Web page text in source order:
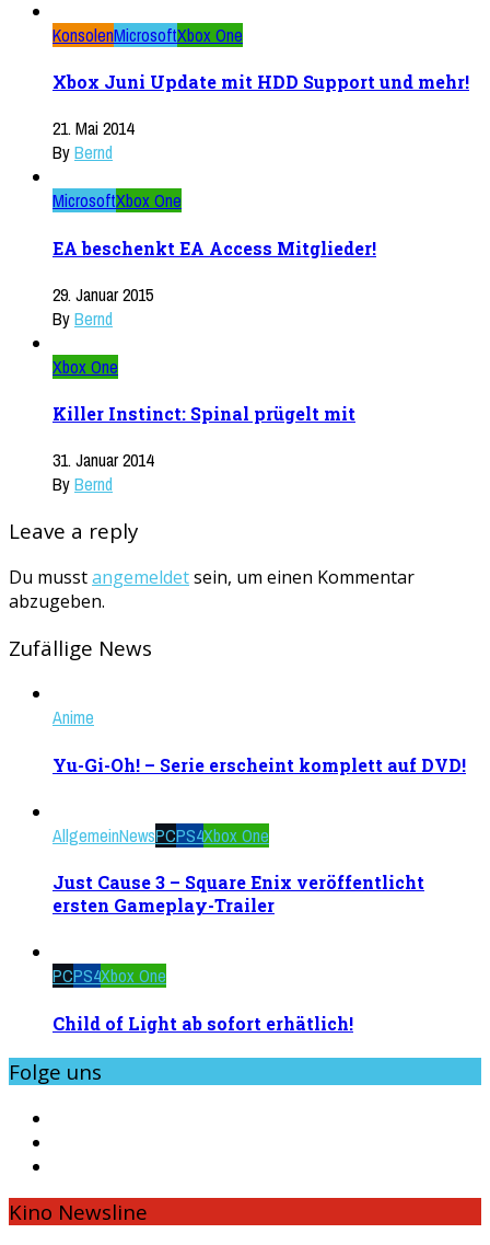
KonsolenMicrosoftXbox One
Xbox Juni Update mit HDD Support und mehr!
21. Mai 2014
ByBernd
MicrosoftXbox One
EA beschenkt EA Access Mitglieder!
29. Januar 2015
ByBernd
Xbox One
Killer Instinct: Spinal prügelt mit
31. Januar 2014
ByBernd
Leave a reply
Du musstangemeldetsein, um einen Kommentar
abzugeben.
Zufällige News
Anime
Yu-Gi-Oh! – Serie erscheint komplett auf DVD!
AllgemeinNewsPCPS4Xbox One
Just Cause 3 – Square Enix veröffentlicht
ersten Gameplay-Trailer
PCPS4Xbox One
Child of Light ab sofort erhätlich!
Folge uns
Kino Newsline